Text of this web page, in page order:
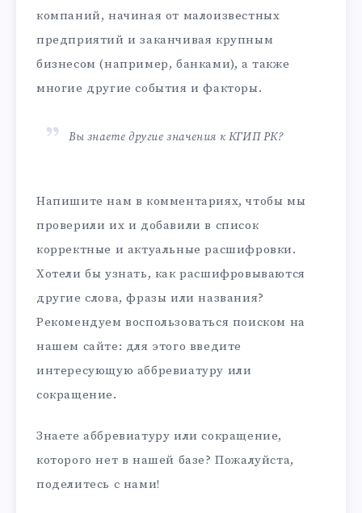
компаний, начиная от малоизвестных
предприятий и заканчивая крупным
бизнесом (например, банками), а также
многие другие события и факторы.
Вы знаете другие значения к КГИП РК?
Напишите нам в комментариях, чтобы мы
проверили их и добавили в список
корректные и актуальные расшифровки.
Хотели бы узнать, как расшифровываются
другие слова, фразы или названия?
Рекомендуем воспользоваться поиском на
нашем сайте: для этого введите
интересующую аббревиатуру или
сокращение.
Знаете аббревиатуру или сокращение,
которого нет в нашей базе? Пожалуйста,
поделитесь с нами!